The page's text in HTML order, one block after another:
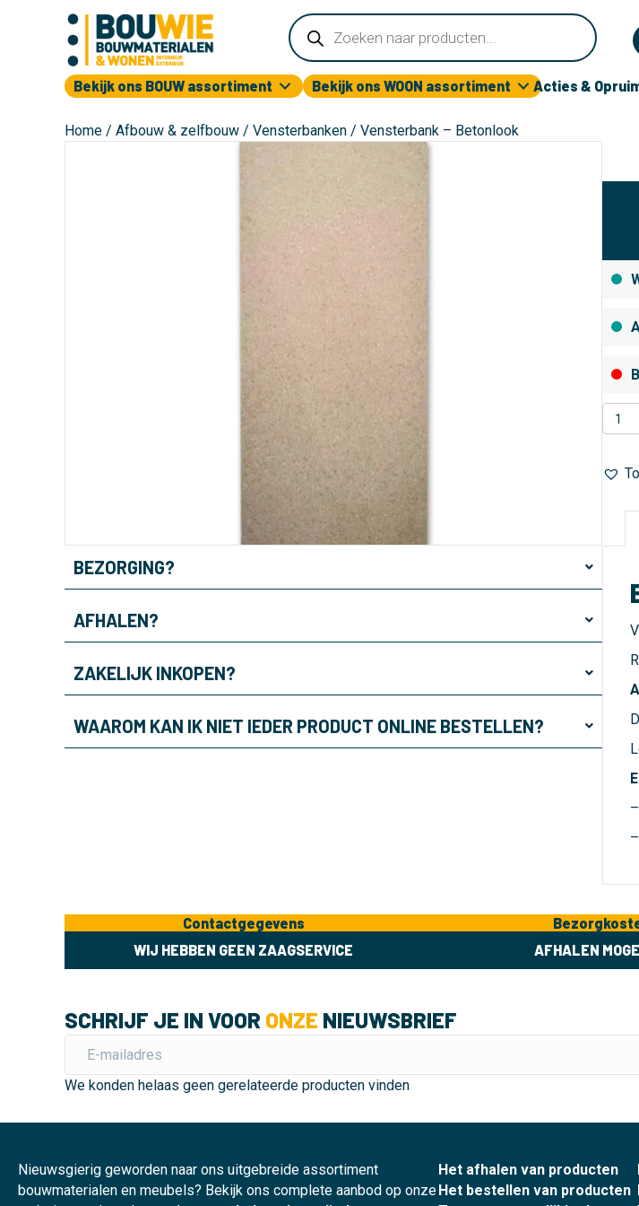
Producten
zoeken
Bekijk ons BOUW assortiment Bekijk ons WOON assortiment Acties &
Home / Afbouw & zelfbouw / Vensterbanken / Vensterbank – Betonlook
BEZORGING?
AFHALEN?
ZAKELIJK INKOPEN?
WAAROM KAN IK NIET IEDER PRODUCT ONLINE BESTELLEN?
-
Contactgegevens
WIJ HEBBEN GEEN ZAAGSERVICE
AFHALEN
SCHRIJF JE IN VOOR ONZE NIEUWSBRIEF
We konden helaas geen gerelateerde producten vinden
Nieuwsgierig geworden naar ons uitgebreide assortiment
bouwmaterialen en meubels? Bekijk ons complete aanbod op onze
Het afhalen van producten
Het bestellen van producten